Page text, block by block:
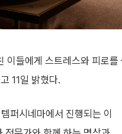
들에게 스트레스와 피로를
11일 밝혔다.
퍼시네마에서 진행되는 이